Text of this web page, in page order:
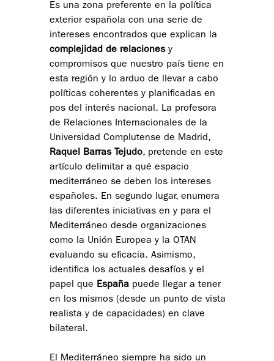
Es una zona preferente en la política
exterior española con una serie de
intereses encontrados que explican la
complejidad de relacionesy
compromisos que nuestro país tiene en
esta región y lo arduo de llevar a cabo
políticas coherentes y planificadas en
pos del interés nacional. La profesora
de Relaciones Internacionales de la
Universidad Complutense de Madrid,
Raquel Barras Tejudo, pretende en este
artículo delimitar a qué espacio
mediterráneo se deben los intereses
españoles. En segundo lugar, enumera
las diferentes iniciativas en y para el
Mediterráneo desde organizaciones
como la Unión Europea y la OTAN
evaluando su eficacia. Asimismo,
identifica los actuales desafíos y el
papel que España puede llegar a tener
en los mismos (desde un punto de vista
realista y de capacidades) en clave
bilateral.
El Mediterráneo siempre ha sido un